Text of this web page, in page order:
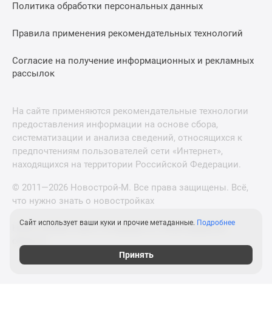
Политика обработки персональных данных
Правила применения рекомендательных технологий
Согласие на получение информационных и рекламных
рассылок
На сайте применяются рекомендательные технологии
предоставления информации на основе сбора,
систематизации и анализа сведений, относящихся к
предпочтениям пользователей сети «Интернет»,
находящихся на территории Российской Федерации.
© 2011—2026 Новострой-М. Все права защищены. Всё,
что нужно знать о новостройках
Новостройки Санкт-Петербурга и Ленинградской
Сайт использует ваши куки и прочие метаданные. Подробнее
Принять